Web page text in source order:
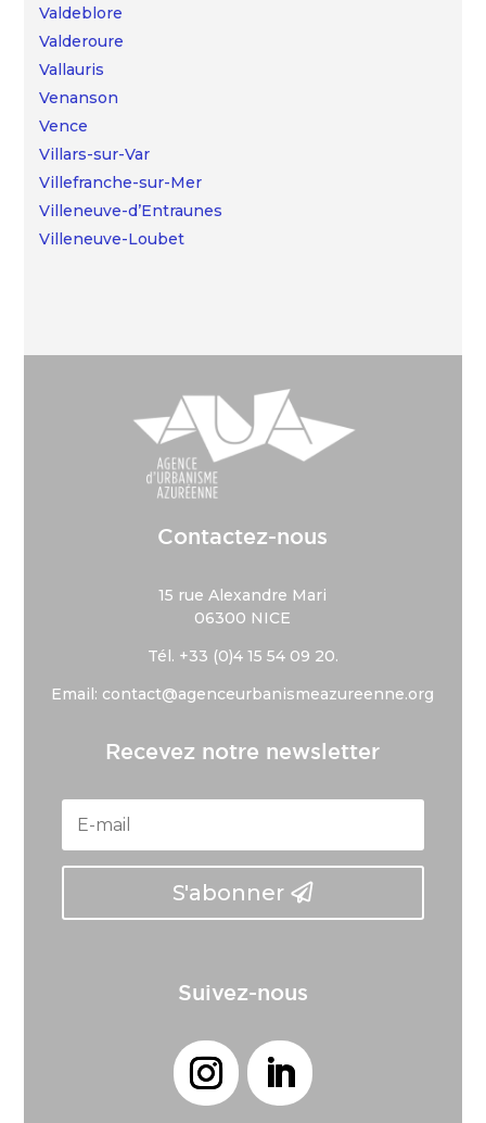
Valdeblore
Valderoure
Vallauris
Venanson
Vence
Villars-sur-Var
Villefranche-sur-Mer
Villeneuve-d’Entraunes
Villeneuve-Loubet
Contactez-nous
15 rue Alexandre Mari
06300 NICE
Tél. +33 (0)4 15 54 09 20.
Email: contact@agenceurbanismeazureenne.org
Recevez notre newsletter
S'abonner
Suivez-nous